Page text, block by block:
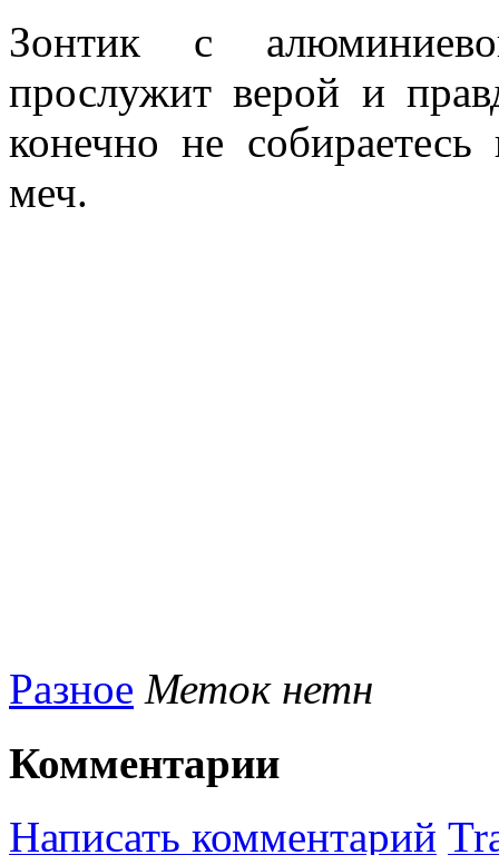
Зонтик с
прослужит верой и
конечно не собираетесь
меч.
Разное Меток нетн
Комментарии
Написать комментарий